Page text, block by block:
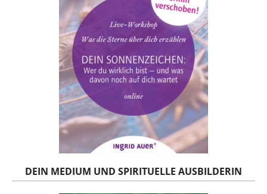
DEIN MEDIUM UND SPIRITUELLE AUSBILDERIN